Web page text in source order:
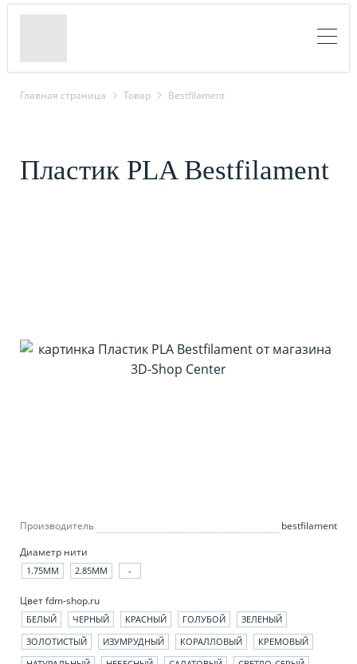
Главная страница Товар Bestfilament
Пластик PLA Bestfilament
Производитель
bestfilament
Диаметр нити
1.75ММ 2.85ММ -
Цвет fdm-shop.ru
БЕЛЫЙ ЧЕРНЫЙ КРАСНЫЙ ГОЛУБОЙ
ЗЕЛЕНЫЙ
ЗОЛОТИСТЫЙ
ИЗУМРУДНЫЙ КОРАЛЛОВЫЙ
КРЕМОВЫЙ